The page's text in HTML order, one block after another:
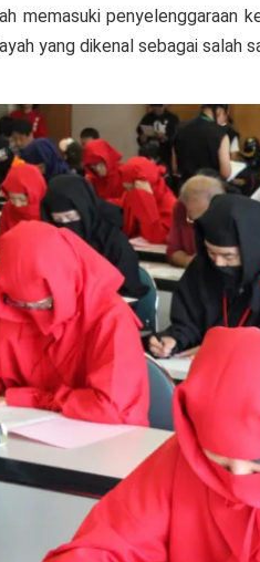
memasuki penyelenggaraan
yang dikenal sebagai salah